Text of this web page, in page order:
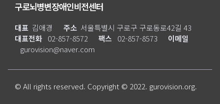
구로뇌병변장애인비전센터
대표 김애경 주소 서울특별시 구로구 구로동로42길 43
대표전화 02-857-8572 팩스 02-857-8573
이메일
gurovision@naver.com
© All rights reserved. Copyright © 2022. gurovision.org.